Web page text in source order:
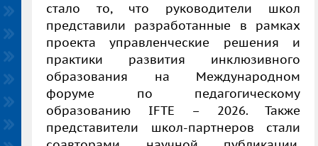
стало то, что руководители школ
представили разработанные в рамках
проекта управленческие решения и
практики развития инклюзивного
образования на Международном
форуме по педагогическому
образованию IFTE – 2026. Также
представители школ-партнеров стали